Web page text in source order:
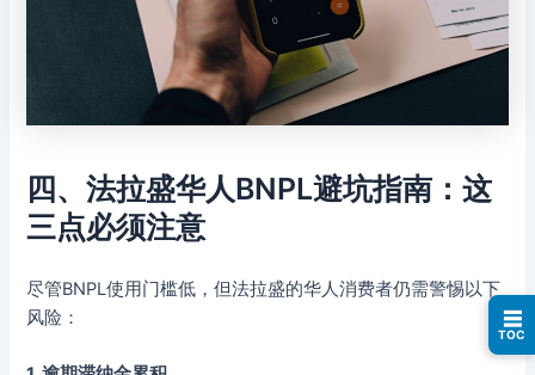
四、法拉盛华人BNPL避坑指南：这
三点必须注意
尽管BNPL使用门槛低，但法拉盛的华人消费者仍需警惕以下
风险：
☰
TOC